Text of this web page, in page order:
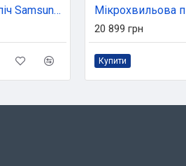
Мікрохвильова піч Samsung MC28H5013AK/UA
20 899 грн
Купити